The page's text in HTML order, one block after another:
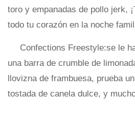
toro y empanadas de pollo jerk,
todo tu corazón en la noche
Confections Freestyle:se le
una barra de crumble de
llovizna de frambuesa, prueba
tostada de canela dulce, y